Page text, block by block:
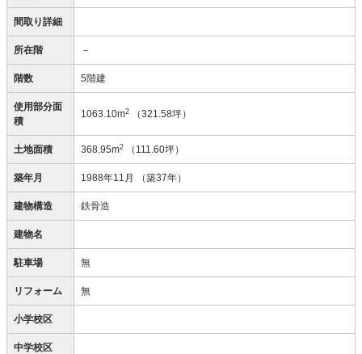
間取り詳細
所在階 －
階数 5階建
使用部分面
積
1063.10m2 （321.58坪）
土地面積 368.95m2 （111.60坪）
築年月 1988年11月 （築37年）
建物構造 鉄骨造
建物名
駐車場 無
リフォーム 無
小学校区
中学校区